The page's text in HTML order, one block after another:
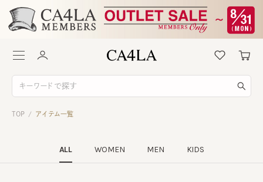
TOP / アイテム一覧
ALL WOMEN MEN KIDS